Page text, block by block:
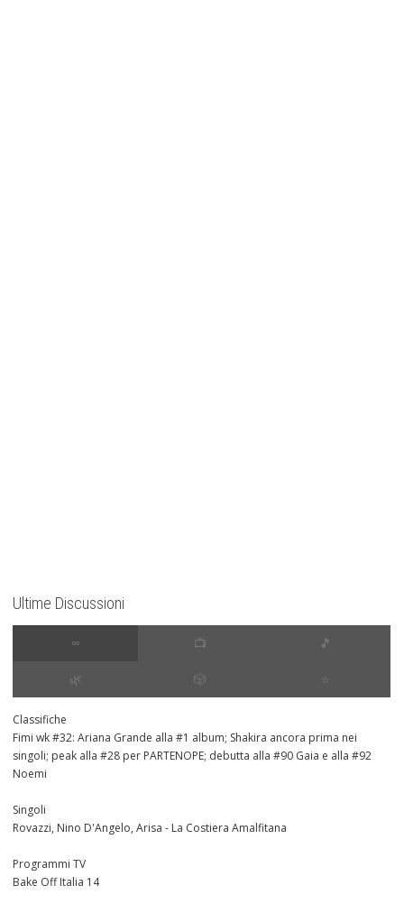
Ultime Discussioni
∞ 📺 🎵
🌿 🎲 ⭐️
Classifiche
Fimi wk #32: Ariana Grande alla #1 album; Shakira ancora prima nei
singoli; peak alla #28 per PARTENOPE; debutta alla #90 Gaia e alla #92
Noemi
Singoli
Rovazzi, Nino D'Angelo, Arisa - La Costiera Amalfitana
Programmi TV
Bake Off Italia 14